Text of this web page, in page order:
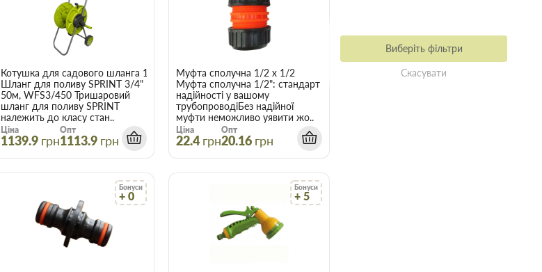
Котушка для садового шланга 1/2" до 50 м на колесах Bradas CLOVER LIME LINE (LE-9104)
Шланг для поливу SPRINT 3/4"
50м, WFS3/450 Тришаровий
шланг для поливу SPRINT
належить до класу стан..
Ціна
1139.9 грн
Опт
1113.9 грн
Муфта сполучна 1/2 х 1/2
Муфта сполучна 1/2": стандарт
надійності у вашому
трубопроводіБез надійної
муфти неможливо уявити жо..
Ціна
22.4 грн
Опт
20.16 грн
Бонуси
+ 0
Бонуси
+ 5
Скасувати
Виберіть фільтри